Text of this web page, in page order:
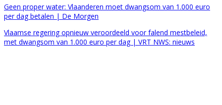
Geen proper water: Vlaanderen moet dwangsom van 1.000 euro
per dag betalen | De Morgen
Vlaamse regering opnieuw veroordeeld voor falend mestbeleid,
met dwangsom van 1.000 euro per dag | VRT NWS: nieuws